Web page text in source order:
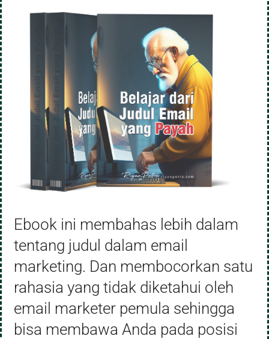
Ebook ini membahas lebih dalam
tentang judul dalam email
marketing. Dan membocorkan satu
rahasia yang tidak diketahui oleh
email marketer pemula sehingga
bisa membawa Anda pada posisi